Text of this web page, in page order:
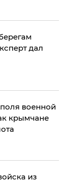
дал
военной
крымчане
из